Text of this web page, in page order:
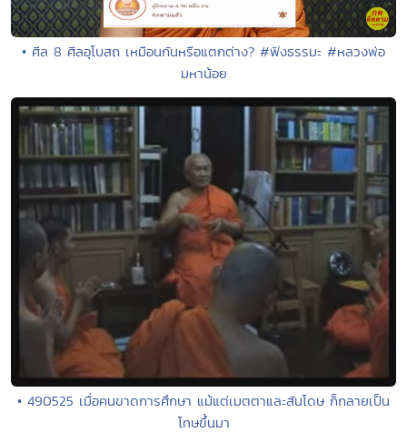
• ศีล 8 ศีลอุโบสถ เหมือนกันหรือแตกต่าง? #ฟังธรรมะ #หลวงพ่อ
มหาน้อย
• 490525 เมื่อคนขาดการศึกษา แม้แต่เมตตาและสันโดษ ก็กลายเป็น
โทษขึ้นมา